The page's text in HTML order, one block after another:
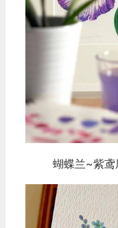
蝴蝶兰~紫